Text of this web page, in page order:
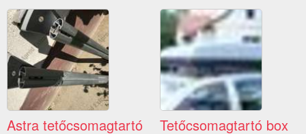
Astra tetőcsomagtartó Tetőcsomagtartó box